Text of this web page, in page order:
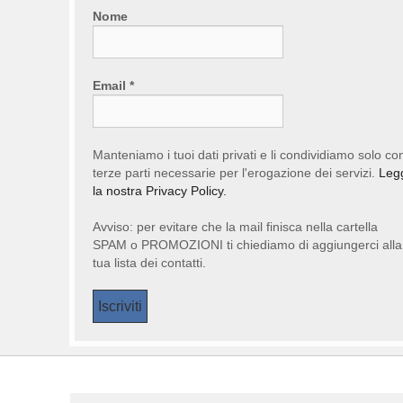
Nome
Email *
Manteniamo i tuoi dati privati e li condividiamo solo
terze parti necessarie per l'erogazione dei servizi.
la nostra Privacy Policy.
Avviso: per evitare che la mail finisca nella cartella
SPAM o PROMOZIONI ti chiediamo di aggiungerci alla
tua lista dei contatti.